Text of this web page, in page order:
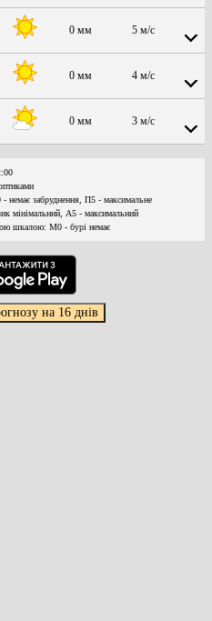
0 мм 5 м/с
0 мм 4 м/с
0 мм 3 м/с
- немає забруднення, П5 - максимальне
мінімальний, А5 - максимальний
шкалою: M0 - бурі немає